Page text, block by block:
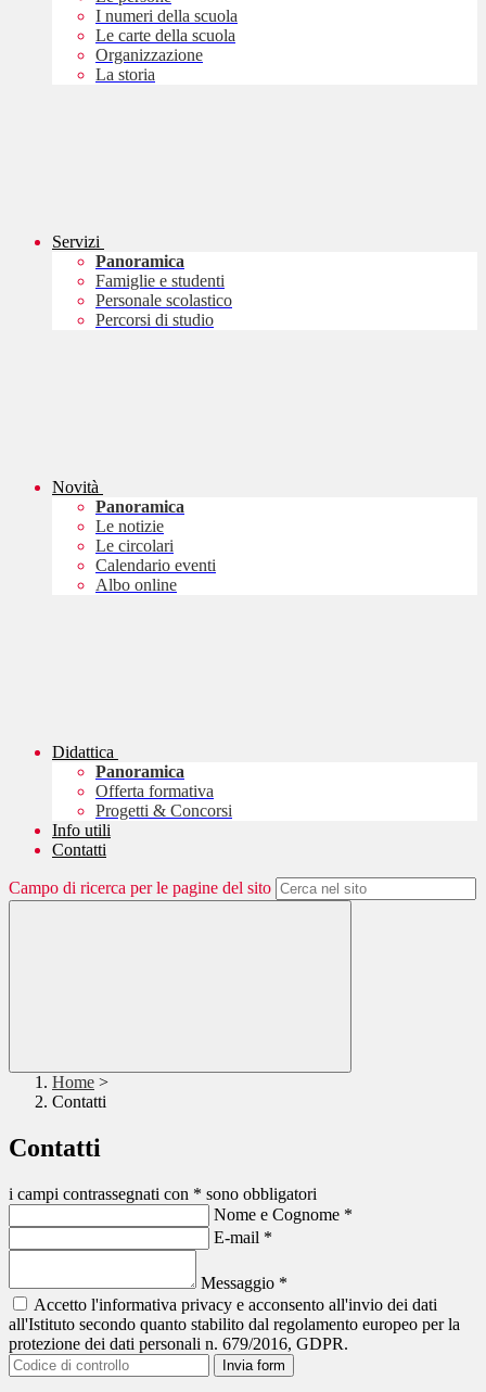
I numeri della scuola
Le carte della scuola
Organizzazione
La storia
Servizi
Panoramica
Famiglie e studenti
Personale scolastico
Percorsi di studio
Novità
Panoramica
Le notizie
Le circolari
Calendario eventi
Albo online
Didattica
Panoramica
Offerta formativa
Progetti & Concorsi
Info utili
Contatti
Campo di ricerca per le pagine del sito
Home >
Contatti
Contatti
i campi contrassegnati con * sono obbligatori
Nome e Cognome *
E-mail *
Messaggio *
Accetto l'informativa privacy e acconsento all'invio dei dati
all'Istituto secondo quanto stabilito dal regolamento europeo per la
protezione dei dati personali n. 679/2016, GDPR.
Invia form